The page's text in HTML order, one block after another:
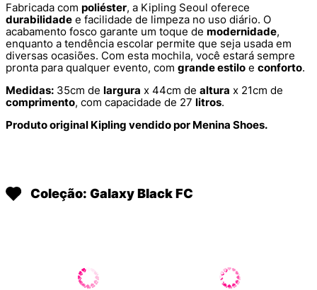
Fabricada com poliéster, a Kipling Seoul oferece
durabilidade e facilidade de limpeza no uso diário. O
acabamento fosco garante um toque de modernidade,
enquanto a tendência escolar permite que seja usada em
diversas ocasiões. Com esta mochila, você estará sempre
pronta para qualquer evento, com grande estilo e conforto.
Medidas: 35cm de largura x 44cm de altura x 21cm de
comprimento, com capacidade de 27 litros.
Produto original Kipling vendido por Menina Shoes.
Coleção: Galaxy Black FC